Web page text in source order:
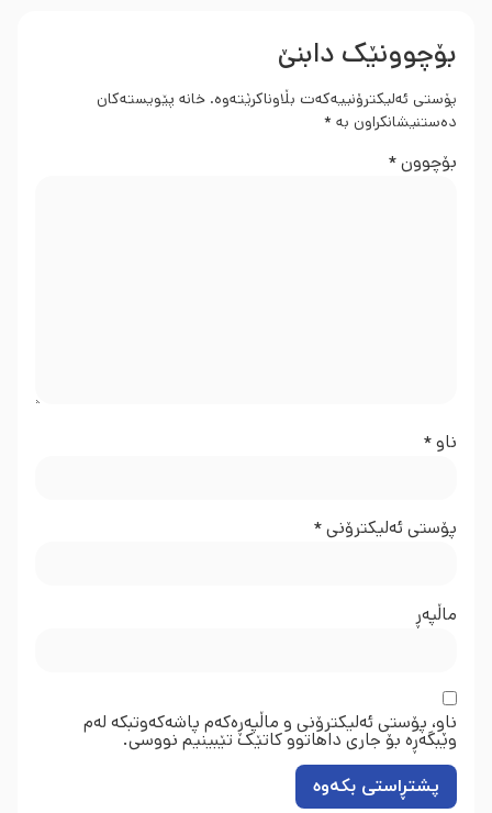
بۆچوونێک دابنێ
پۆستی ئەلیکترۆنییەکەت بڵاوناکرێتەوە. خانە پێویستەکان
دەستنیشانکراون بە *
بۆچوون*
ناو*
پۆستی ئەلیکترۆنی*
ماڵپه‌ڕ
ناو، پۆستی ئەلیکترۆنی و ماڵپەڕەکەم پاشەکەوتبکە لەم
وێبگەڕە بۆ جاری داهاتوو کاتێک تێبینیم نووسی.